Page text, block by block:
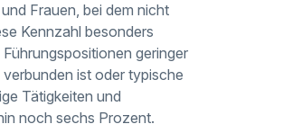
Frauen, bei dem nicht
Kennzahl besonders
geringer
ist oder typische
Tätigkeiten und
noch sechs Prozent.